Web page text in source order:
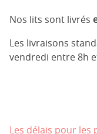
Nos lits sont livrés
Les livraisons
vendredi entre 8h
Les délais pour